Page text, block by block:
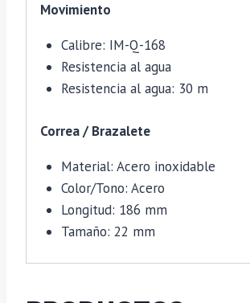
Movimiento
Calibre: IM-Q-168
Resistencia al agua
Resistencia al agua: 30 m
Correa / Brazalete
Material: Acero inoxidable
Color/Tono: Acero
Longitud: 186 mm
Tamaño: 22 mm